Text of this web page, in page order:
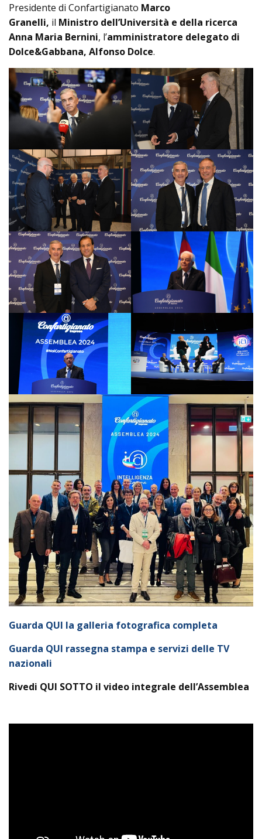
Presidente di Confartigianato Marco
Granelli, il Ministro dell’Università e della ricerca
Anna Maria Bernini, l’amministratore delegato di
Dolce&Gabbana, Alfonso Dolce.
Guarda QUI la galleria fotografica completa
Guarda QUI rassegna stampa e servizi delle TV
nazionali
Rivedi QUI SOTTO il video integrale dell’Assemblea